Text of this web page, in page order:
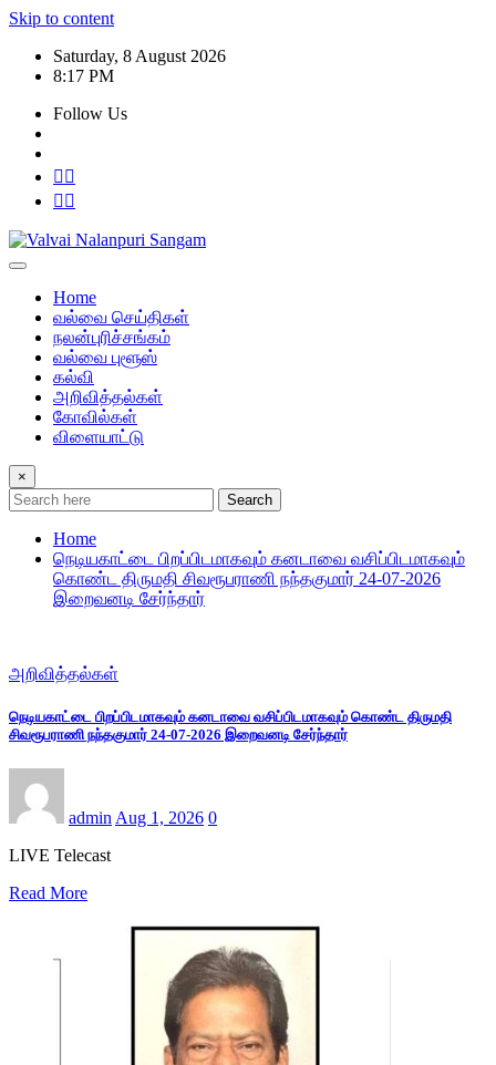
Skip to content
Saturday, 8 August 2026
8:17 PM
Follow Us
Home
வல்வை செய்திகள்
நலன்புரிச்சங்கம்
வல்வை புளூஸ்
கல்வி
அறிவித்தல்கள்
கோவில்கள்
விளையாட்டு
×
Search
Home
நெடியகாட்டை பிறப்பிடமாகவும் கனடாவை வசிப்பிடமாகவும்
கொண்ட திருமதி சிவரூபராணி நந்தகுமார் 24-07-2026
இறைவனடி சேர்ந்தார்
அறிவித்தல்கள்
நெடியகாட்டை பிறப்பிடமாகவும் கனடாவை வசிப்பிடமாகவும் கொண்ட திருமதி
சிவரூபராணி நந்தகுமார் 24-07-2026 இறைவனடி சேர்ந்தார்
admin Aug 1, 2026 0
LIVE Telecast
Read More